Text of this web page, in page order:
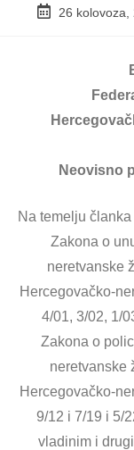
26 kolovoza,
Neovisno
Na temelju
Zakona o
neretvanske
Hercegovačko-
4/01, 3/02, 1/
Zakona o
neretvanske
Hercegovačko-
9/12 i 7/19 i 5/
vladinim i